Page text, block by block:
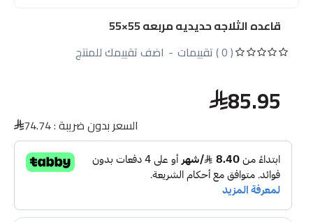
قاعده الثلاجه حديديه مربعه 55×55
( 0 ) تقييمات
- اضف تقييمك للمنتج
85.95
السعر بدون ضريبة :74.74